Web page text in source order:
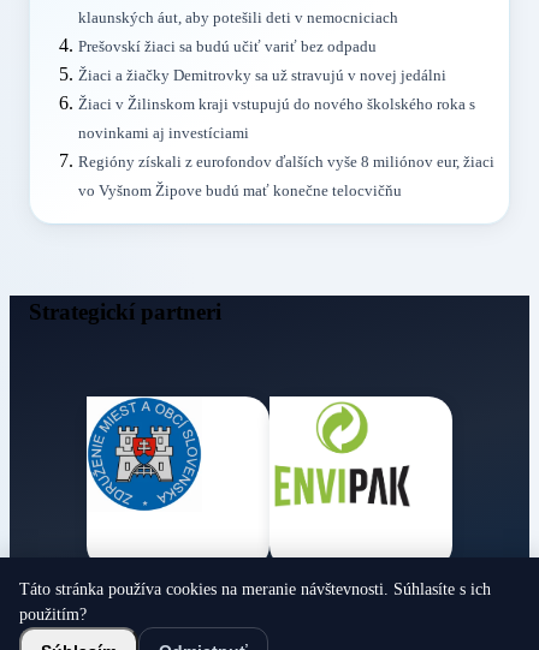
klaunských áut, aby potešili deti v nemocniciach
Prešovskí žiaci sa budú učiť variť bez odpadu
Žiaci a žiačky Demitrovky sa už stravujú v novej jedálni
Žiaci v Žilinskom kraji vstupujú do nového školského roka s
novinkami aj investíciami
Regióny získali z eurofondov ďalších vyše 8 miliónov eur, žiaci
vo Vyšnom Žipove budú mať konečne telocvičňu
Strategickí partneri
Obecné noviny
Táto stránka používa cookies na meranie návštevnosti. Súhlasíte s ich
použitím?